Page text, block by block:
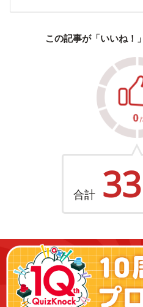
この記事が「いいね！
合計